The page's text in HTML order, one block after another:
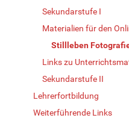
Sekundarstufe I
Materialien für den
Stillleben
Links zu
Sekundarstufe II
Lehrerfortbildung
Weiterführende Links